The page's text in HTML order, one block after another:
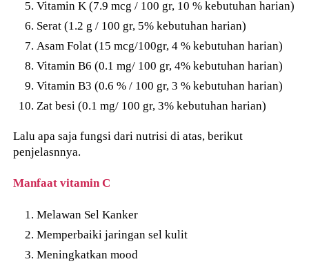
Vitamin K (7.9 mcg / 100 gr, 10 % kebutuhan harian)
Serat (1.2 g / 100 gr, 5% kebutuhan harian)
Asam Folat (15 mcg/100gr, 4 % kebutuhan harian)
Vitamin B6 (0.1 mg/ 100 gr, 4% kebutuhan harian)
Vitamin B3 (0.6 % / 100 gr, 3 % kebutuhan harian)
Zat besi (0.1 mg/ 100 gr, 3% kebutuhan harian)
Lalu apa saja fungsi dari nutrisi di atas, berikut
penjelasnnya.
Manfaat vitamin C
Melawan Sel Kanker
Memperbaiki jaringan sel kulit
Meningkatkan mood